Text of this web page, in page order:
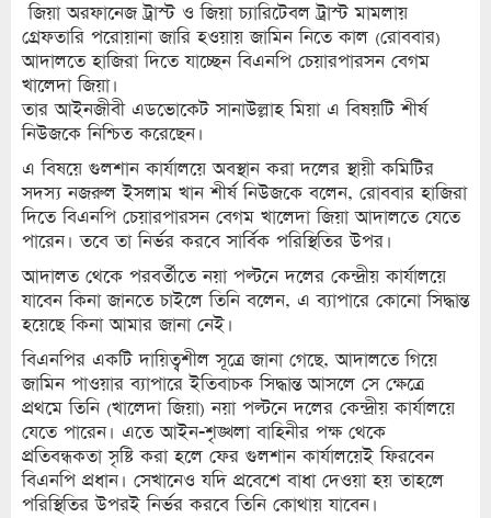
জিয়া অরফানেজ ট্রাস্ট ও জিয়া চ্যারিটেবল ট্রাস্ট মামলায়
গ্রেফতারি পরোয়ানা জারি হওয়ায় জামিন নিতে কাল (রোববার)
আদালতে হাজিরা দিতে যাচ্ছেন বিএনপি চেয়ারপারসন বেগম
খালেদা জিয়া।
তার আইনজীবী এডভোকেট সানাউল্লাহ মিয়া এ বিষয়টি শীর্ষ
নিউজকে নিশ্চিত করেছেন।
এ বিষয়ে গুলশান কার্যালয়ে অবস্থান করা দলের স্থায়ী কমিটির
সদস্য নজরুল ইসলাম খান শীর্ষ নিউজকে বলেন, রোববার হাজিরা
দিতে বিএনপি চেয়ারপারসন বেগম খালেদা জিয়া আদালতে যেতে
পারেন। তবে তা নির্ভর করবে সার্বিক পরিস্থিতির উপর।
আদালত থেকে পরবর্তীতে নয়া পল্টনে দলের কেন্দ্রীয় কার্যালয়ে
যাবেন কিনা জানতে চাইলে তিনি বলেন, এ ব্যাপারে কোনো সিদ্ধান্ত
হয়েছে কিনা আমার জানা নেই।
বিএনপির একটি দায়িত্বশীল সূত্রে জানা গেছে, আদালতে গিয়ে
জামিন পাওয়ার ব্যাপারে ইতিবাচক সিদ্ধান্ত আসলে সে ক্ষেত্রে
প্রথমে তিনি (খালেদা জিয়া) নয়া পল্টনে দলের কেন্দ্রীয় কার্যালয়ে
যেতে পারেন। এতে আইন-শৃঙ্খলা বাহিনীর পক্ষ থেকে
প্রতিবন্ধকতা সৃষ্টি করা হলে ফের গুলশান কার্যালয়েই ফিরবেন
বিএনপি প্রধান। সেখানেও যদি প্রবেশে বাধা দেওয়া হয় তাহলে
পরিস্থিতির উপরই নির্ভর করবে তিনি কোথায় যাবেন।